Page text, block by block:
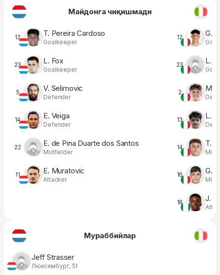
Майдонга чиқишмади
12 T. Pereira Cardoso
Goalkeeper
23 L. Fox
Goalkeeper
5 V. Selimovic
Defender
14 E. Veiga
Defender
22 E. de Pina Duarte dos Santos
Midfielder
11 E. Muratovic
Attacker
12 G.
23 L.
2 M.
13 L.
14 T.
16 G.
18 J.
Мураббийлар
Jeff Strasser
Люксембург, 51